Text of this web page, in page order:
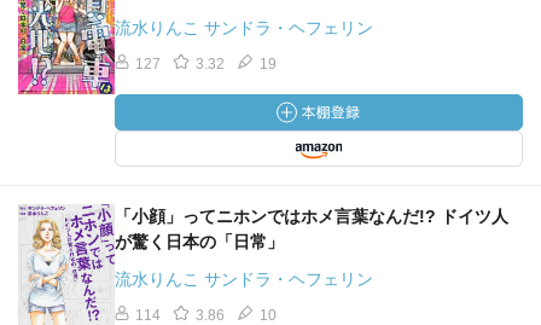
流水りんこ サンドラ・ヘフェリン
127 3.32 19
「小顔」ってニホンではホメ言葉なんだ!? ドイツ人
が驚く日本の「日常」
流水りんこ サンドラ・ヘフェリン
114 3.86 10